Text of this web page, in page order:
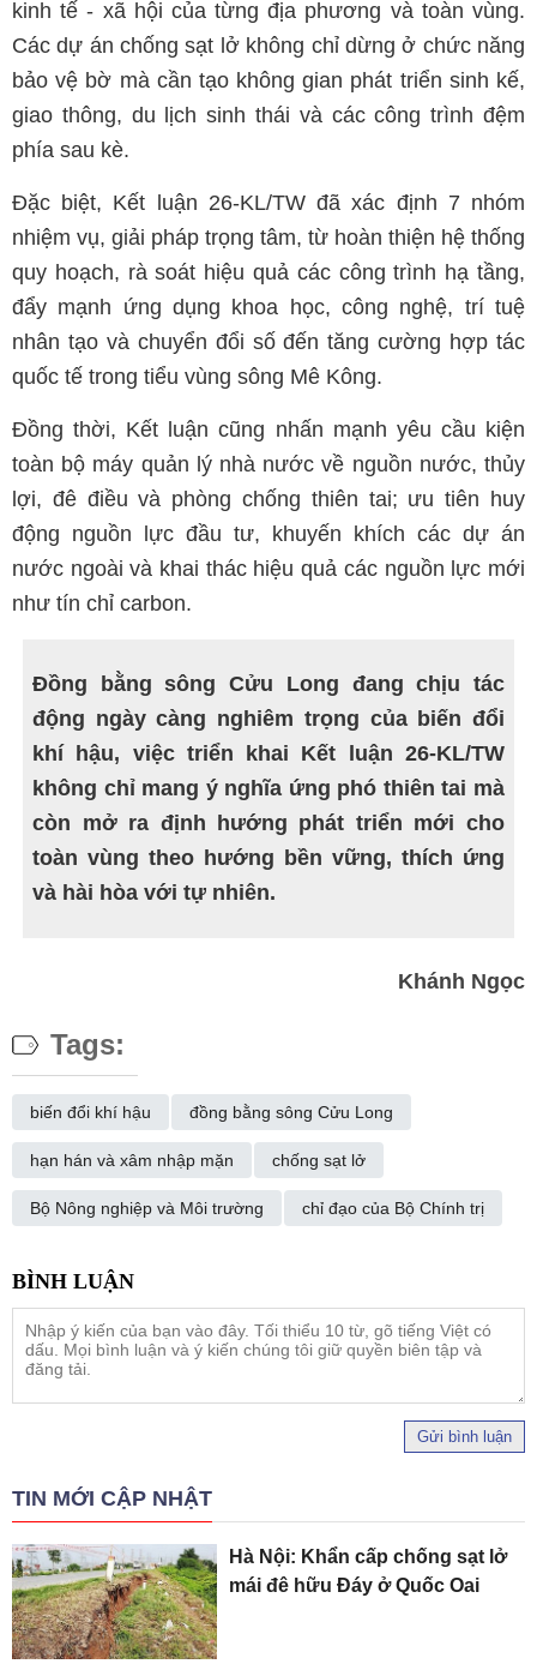
kinh tế - xã hội của từng địa phương và toàn vùng.
Các dự án chống sạt lở không chỉ dừng ở chức năng
bảo vệ bờ mà cần tạo không gian phát triển sinh kế,
giao thông, du lịch sinh thái và các công trình đệm
phía sau kè.
Đặc biệt, Kết luận 26-KL/TW đã xác định 7 nhóm
nhiệm vụ, giải pháp trọng tâm, từ hoàn thiện hệ thống
quy hoạch, rà soát hiệu quả các công trình hạ tầng,
đẩy mạnh ứng dụng khoa học, công nghệ, trí tuệ
nhân tạo và chuyển đổi số đến tăng cường hợp tác
quốc tế trong tiểu vùng sông Mê Kông.
Đồng thời, Kết luận cũng nhấn mạnh yêu cầu kiện
toàn bộ máy quản lý nhà nước về nguồn nước, thủy
lợi, đê điều và phòng chống thiên tai; ưu tiên huy
động nguồn lực đầu tư, khuyến khích các dự án
nước ngoài và khai thác hiệu quả các nguồn lực mới
như tín chỉ carbon.
Đồng bằng sông Cửu Long đang chịu tác
động ngày càng nghiêm trọng của biến đổi
khí hậu, việc triển khai Kết luận 26-KL/TW
không chỉ mang ý nghĩa ứng phó thiên tai mà
còn mở ra định hướng phát triển mới cho
toàn vùng theo hướng bền vững, thích ứng
và hài hòa với tự nhiên.
Khánh Ngọc
Tags:
biến đổi khí hậu đồng bằng sông Cửu Long
hạn hán và xâm nhập mặn chống sạt lở
Bộ Nông nghiệp và Môi trường chỉ đạo của Bộ Chính trị
Gửi bình luận
TIN MỚI CẬP NHẬT
Hà Nội: Khẩn cấp chống sạt lở
mái đê hữu Đáy ở Quốc Oai